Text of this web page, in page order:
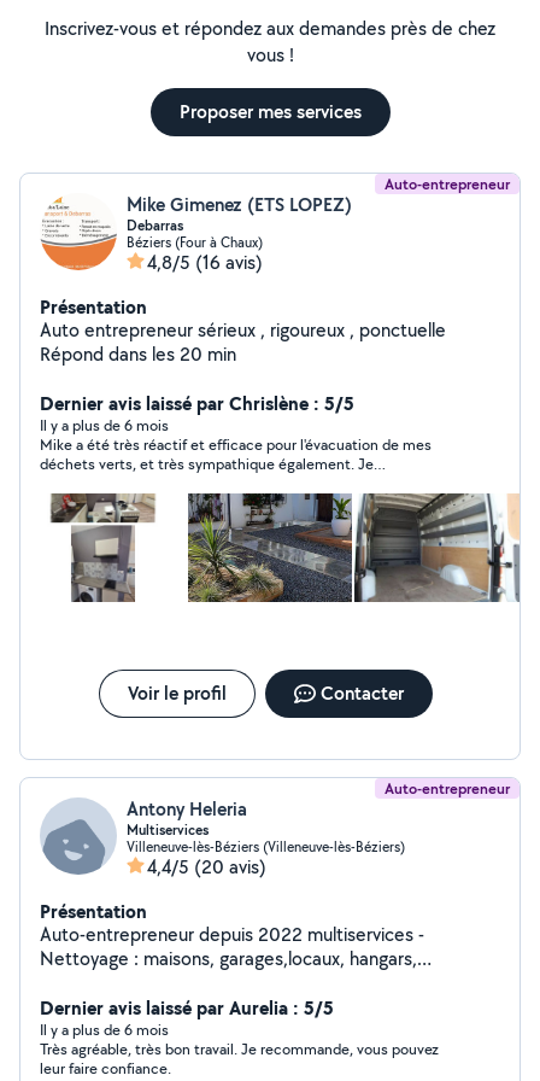
Inscrivez-vous et répondez aux demandes près de chez
vous !
Proposer mes services
Auto-entrepreneur
Mike Gimenez (ETS LOPEZ)
Debarras
Béziers (Four à Chaux)
4,8/5 (16 avis)
Présentation
Auto entrepreneur sérieux , rigoureux , ponctuelle
Répond dans les 20 min
Dernier avis laissé par Chrislène : 5/5
Il y a plus de 6 mois
Mike a été très réactif et efficace pour l'évacuation de mes
déchets verts, et très sympathique également. Je
Voir le profil Contacter
Auto-entrepreneur
Antony Heleria
Multiservices
Villeneuve-lès-Béziers (Villeneuve-lès-Béziers)
4,4/5 (20 avis)
Présentation
Auto-entrepreneur depuis 2022 multiservices -
Nettoyage : maisons, garages,locaux, hangars,
Fin de chantiers, véhicules... - Peintre : Intérieur,
extérieur, dégâts des eaux, fer, bois... - Jardinier : Tonte,
débroussaillage, abattage d'arbres, plantations, haies...
Dernier avis laissé par Aurelia : 5/5
Il y a plus de 6 mois
Très agréable, très bon travail. Je recommande, vous pouvez
leur faire confiance.